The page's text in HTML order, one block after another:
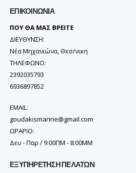
ΕΠΙΚΟΙΝΩΝΊΑ
ΠΟΥ ΘΑ ΜΑΣ ΒΡΕΙΤΕ
ΔΙΕΥΘΥΝΣΗ:
Νέα Μηχανιώνα, Θεσ/νικη
ΤΗΛΕΦΩΝΟ:
2392035793
6936897852
EMAIL:
goudakismarine@gmail.com
ΩΡΑΡΙΟ:
Δευ - Παρ / 9:00ΠΜ - 8:00ΜΜ
ΕΞΥΠΗΡΈΤΗΣΗ ΠΕΛΑΤΏΝ